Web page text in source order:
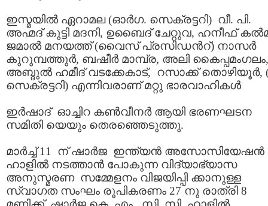
ഇസ്മയില്‍ ഏറാമല (ഓര്‍ഗ. സെക്രട്ടറി) വീ. പി.
അഹ്മദ് കുട്ടി മദനി, ഉബൈദ് ചേറ്റുവ, ഹനീഫ്
ജമാല്‍ മനയത്ത് (വൈസ് പ്രസിഡന്‍റ്) നാസര്‍
കുറുമ്പത്തുര്‍, ബഷീര്‍ മാമ്പ്ര, അലി കൈപ്പമംഗലം,
അബ്ദുല്‍ ഹമീദ് വടക്കേകാട്, റസാക്ക് തൊഴിയൂര്‍,
സെക്രട്ടറി) എന്നിവരാണ്‌ മറ്റു ഭാരവാഹികള്‍
ഇര്‍ഷാദ് ഓച്ചിറ കണ്‍വീനര്‍ ആയി ഭരണഘടന
സമിതി യെയും തെരഞ്ഞെടുത്തു.
മാര്‍ച്ച്‌ 11 ന് ഷാര്‍ജ ഇന്ത്യന്‍ അസോസിയേഷന്‍
ഹാളില്‍ നടത്താന്‍ പോകുന്ന വിദ്യാഭ്യാസ
അനുസ്മരണ സമ്മേളനം വിജയിപ്പി ക്കാനുള്ള
സ്വാഗത സംഘം രൂപികരണം 27 നു രാത്രി 8